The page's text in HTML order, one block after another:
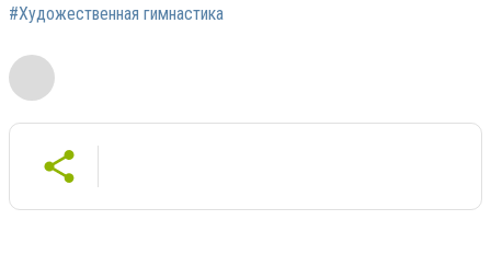
#Художественная гимнастика